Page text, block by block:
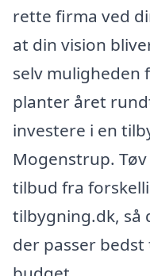
rette firma ved
at din vision
selv muligheden
planter året
investere i en
Mogenstrup.
tilbud fra
tilbygning.dk, så
der passer